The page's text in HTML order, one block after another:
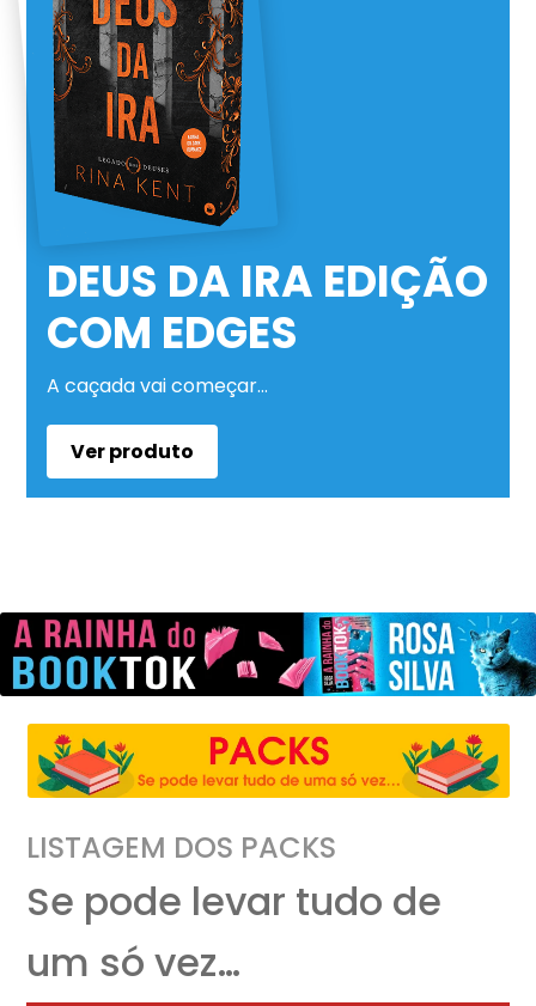
DEUS DA IRA EDIÇÃO
COM EDGES
A caçada vai começar…
Ver produto
LISTAGEM DOS PACKS
Se pode levar tudo de
um só vez…